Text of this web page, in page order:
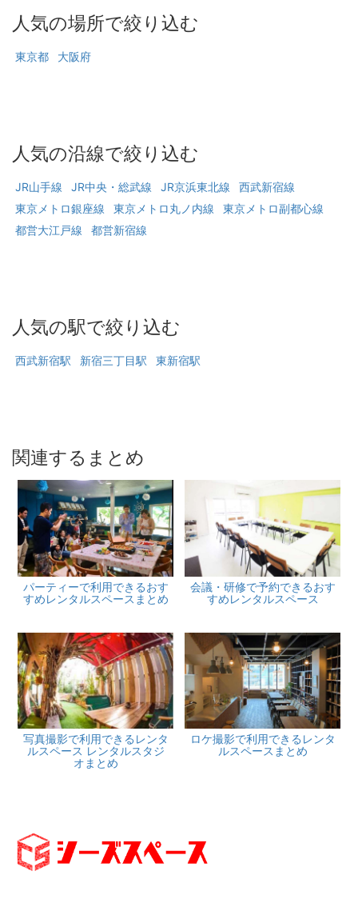
人気の場所で絞り込む
東京都 大阪府
人気の沿線で絞り込む
JR山手線 JR中央・総武線 JR京浜東北線
西武新宿線
東京メトロ銀座線
東京メトロ丸ノ内線
東京メトロ副都心線
都営大江戸線
都営新宿線
人気の駅で絞り込む
西武新宿駅 新宿三丁目駅 東新宿駅
関連するまとめ
パーティーで利用できるおす
すめレンタルスペースまとめ
会議・研修で予約できるおす
すめレンタルスペース
写真撮影で利用できるレンタ
ルスペース レンタルスタジ
オまとめ
ロケ撮影で利用できるレンタ
ルスペースまとめ